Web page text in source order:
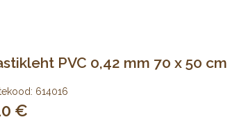
PVC 0,42 mm 70 x 50
614016